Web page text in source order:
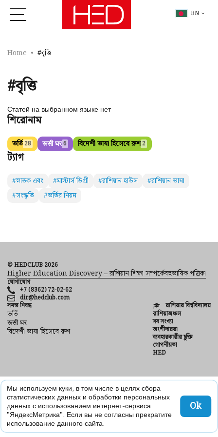
BN
Home #বৃত্তি
#বৃত্তি
Статей на выбранном языке нет
শিরোনাম
ভর্তি 28 रूसी घर6 বিদেশী ভাষা হিসেবে রুশ 2
ট্যাগ
#স্নাতক এবং #মাস্টার্স ডিগ্রী #রাশিয়ান হাউস
#রাশিয়ান ভাষা
#সংস্কৃতি
#ভর্তির নিয়ম
© HEDCLUB 2026
Higher Education Discovery – রাশিয়ান শিক্ষা সম্পর্কেবহুভাষিক পত্রিকা
যোগাযোগ
+7 (8362) 72-02-62
dir@hedclub.com
সমস্ত নিবন্ধ
ভর্তি
रूसी घर
বিদেশী ভাষা হিসেবে রুশ
রাশিয়ার বিশ্ববিদ্যালয়
রাশিয়াঅঞ্চল
সব সংখ্যা
অংশীদাররা
ব্যবহারকারীর চুক্তি
গোপনীয়তা
HED
Мы используем куки, в том числе в целях сбора
статистических данных и обработки персональных
данных с использованием интернет-сервиса
"ЯндексМетрика". Если вы не согласны прекратите
использование данного сайта.
Ok